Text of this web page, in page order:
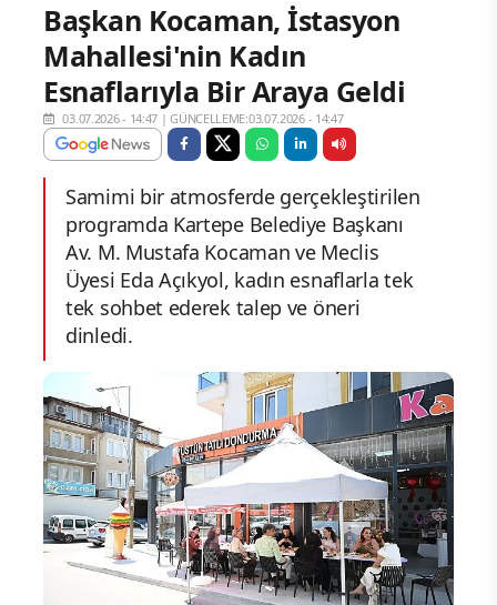
Başkan Kocaman, İstasyon
Mahallesi'nin Kadın
Esnaflarıyla Bir Araya Geldi
03.07.2026 - 14:47 |GÜNCELLEME:03.07.2026 - 14:47
Samimi bir atmosferde gerçekleştirilen
programda Kartepe Belediye Başkanı
Av. M. Mustafa Kocaman ve Meclis
Üyesi Eda Açıkyol, kadın esnaflarla tek
tek sohbet ederek talep ve öneri
dinledi.